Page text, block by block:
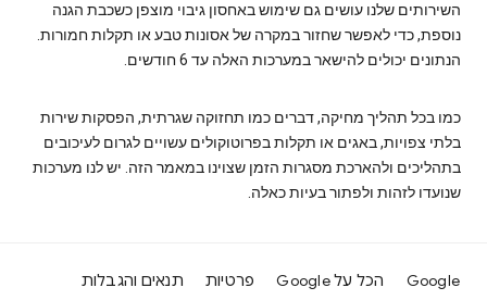
השירותים שלנו עושים גם שימוש באחסון גיבוי מוצפן כשכבת הגנה
נוספת, כדי לאפשר שחזור במקרה של אסונות טבע או תקלות חמורות.
הנתונים יכולים להישאר במערכות האלה עד 6 חודשים.
כמו בכל תהליך מחיקה, דברים כמו תחזוקה שגרתית, הפסקות שירות
בלתי צפויות, באגים או תקלות בפרוטוקולים עשויים לגרום לעיכובים
בתהליכים ולהארכת מסגרות הזמן שצוינו במאמר הזה. יש לנו מערכות
שנועדו לזהות ולפתור בעיות כאלה.
Google הכל על Google פרטיות תנאים והגבלות